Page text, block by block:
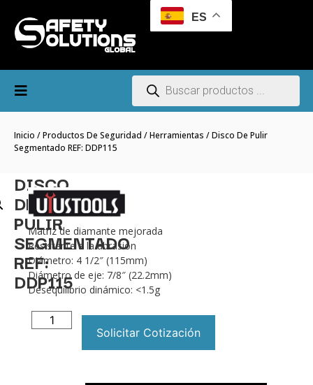
ES
Inicio /Productos De Seguridad /Herramientas / Disco De Pulir
Segmentado REF: DDP115
DISCO
DE
PULIR
SEGMENTADO
REF:
DDP115
Matriz de diamante mejorada
Resistente a la abrasión
Diámetro: 4 1/2″ (115mm)
Diámetro de eje: 7/8″ (22.2mm)
Desequilibrio dinámico: <1.5g
Solicitar Cotización